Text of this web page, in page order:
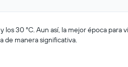
30 °C. Aun así, la mejor época para
de manera significativa.